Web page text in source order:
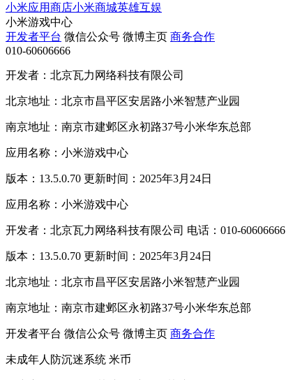
小米应用商店小米商城英雄互娱
小米游戏中心
开发者平台 微信公众号 微博主页 商务合作
010-60606666
开发者：北京瓦力网络科技有限公司
北京地址：北京市昌平区安居路小米智慧产业园
南京地址：南京市建邺区永初路37号小米华东总部
应用名称：小米游戏中心
版本：13.5.0.70 更新时间：2025年3月24日
应用名称：小米游戏中心
开发者：北京瓦力网络科技有限公司 电话：010-60606666
版本：13.5.0.70 更新时间：2025年3月24日
北京地址：北京市昌平区安居路小米智慧产业园
南京地址：南京市建邺区永初路37号小米华东总部
开发者平台 微信公众号 微博主页 商务合作
未成年人防沉迷系统 米币